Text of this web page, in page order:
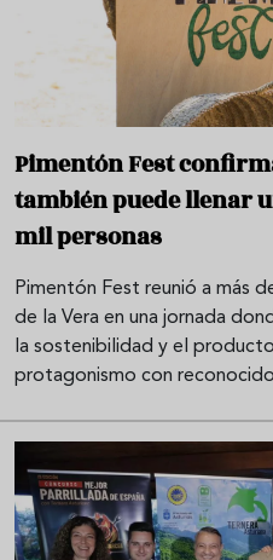
Pimentón Fest
también puede llenar
mil personas
Pimentón Fest reunió a más
de la Vera en una jornada
la sostenibilidad y el
protagonismo con